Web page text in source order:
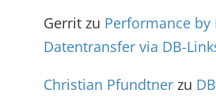
Gerrit zu Performance by
Datentransfer via DB-
Christian Pfundtner zu